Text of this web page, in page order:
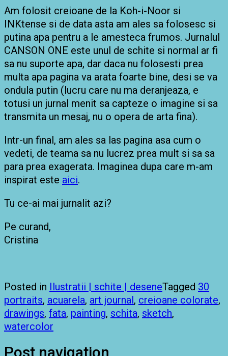
Am folosit creioane de la Koh-i-Noor si
INKtense si de data asta am ales sa folosesc si
putina apa pentru a le amesteca frumos. Jurnalul
CANSON ONE este unul de schite si normal ar fi
sa nu suporte apa, dar daca nu folosesti prea
multa apa pagina va arata foarte bine, desi se va
ondula putin (lucru care nu ma deranjeaza, e
totusi un jurnal menit sa capteze o imagine si sa
transmita un mesaj, nu o opera de arta fina).
Intr-un final, am ales sa las pagina asa cum o
vedeti, de teama sa nu lucrez prea mult si sa sa
para prea exagerata. Imaginea dupa care m-am
inspirat este aici.
Tu ce-ai mai jurnalit azi?
Pe curand,
Cristina
Posted in Ilustratii | schite | deseneTagged 30
portraits, acuarela, art journal, creioane colorate,
drawings, fata, painting, schita, sketch,
watercolor
Post navigation